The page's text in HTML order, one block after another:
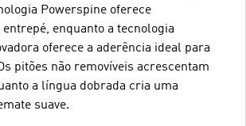
Powerspine oferece
enquanto a tecnologia
oferece a aderência ideal para
pitões não removíveis acrescentam
a língua dobrada cria uma
suave.